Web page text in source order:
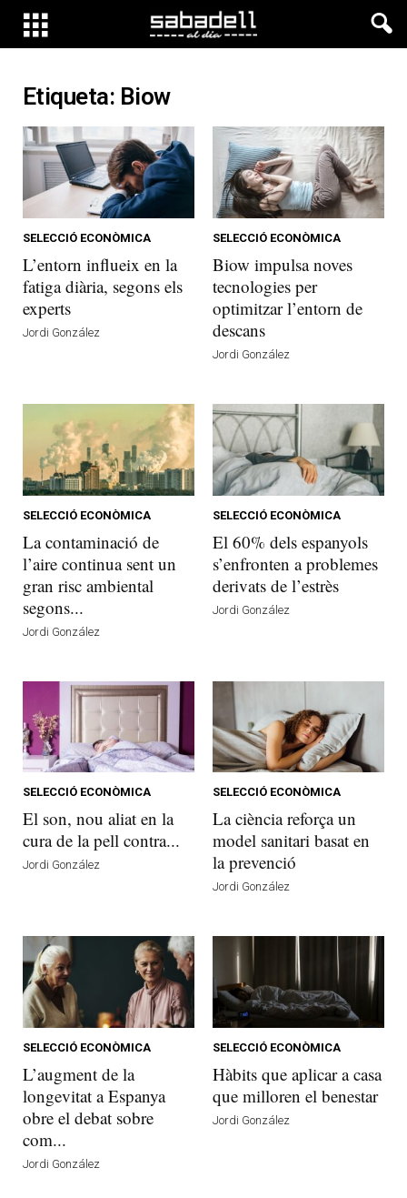
Etiqueta: Biow
SELECCIÓ ECONÒMICA
L’entorn influeix en la
fatiga diària, segons els
experts
Jordi González
SELECCIÓ ECONÒMICA
Biow impulsa noves
tecnologies per
optimitzar l’entorn de
descans
Jordi González
SELECCIÓ ECONÒMICA
La contaminació de
l’aire continua sent un
gran risc ambiental
segons...
Jordi González
SELECCIÓ ECONÒMICA
El 60% dels espanyols
s’enfronten a problemes
derivats de l’estrès
Jordi González
SELECCIÓ ECONÒMICA
El son, nou aliat en la
cura de la pell contra...
Jordi González
SELECCIÓ ECONÒMICA
La ciència reforça un
model sanitari basat en
la prevenció
Jordi González
SELECCIÓ ECONÒMICA
L’augment de la
longevitat a Espanya
obre el debat sobre
com...
Jordi González
SELECCIÓ ECONÒMICA
Hàbits que aplicar a casa
que milloren el benestar
Jordi González